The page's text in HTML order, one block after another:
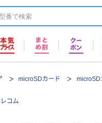
microSDカード
コム